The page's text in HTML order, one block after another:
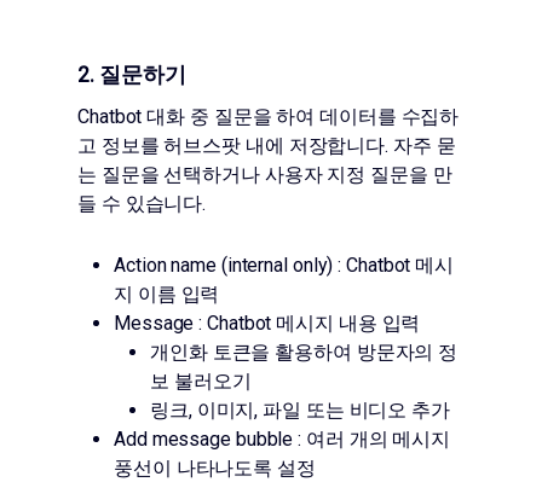
2. 질문하기
Chatbot 대화 중 질문을 하여 데이터를 수집하
고 정보를 허브스팟 내에 저장합니다. 자주 묻
는 질문을 선택하거나 사용자 지정 질문을 만
들 수 있습니다.
Action name (internal only) : Chatbot 메시
지 이름 입력
Message : Chatbot 메시지 내용 입력
개인화 토큰을 활용하여 방문자의 정
보 불러오기
링크, 이미지, 파일 또는 비디오 추가
Add message bubble : 여러 개의 메시지
풍선이 나타나도록 설정